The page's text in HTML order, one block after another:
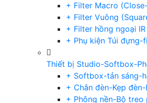
+ Filter Macro
+ Filter Vuông
+ Filter hồng ngoại
+ Phụ kiện Túi
Thiết bị Studio-Softbox-
+ Softbox-tản sáng-
+ Chân đèn-Kẹp
+ Phông nền-Bộ treo